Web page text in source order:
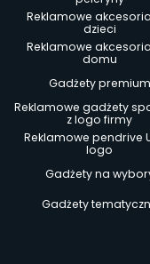
Reklamowe
dzieci
Reklamowe
domu
Gadżety premium
Reklamowe gadżety
z logo firmy
Reklamowe pendrive
logo
Gadżety na
Gadżety